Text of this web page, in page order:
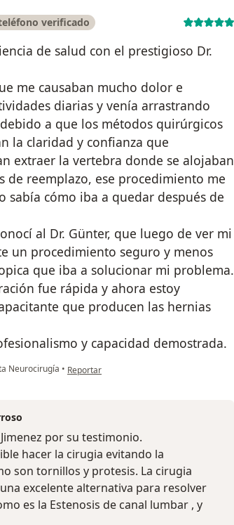
verificado
de salud con el prestigioso Dr.
me causaban mucho dolor e
diarias y venía arrastrando
a que los métodos quirúrgicos
la claridad y confianza que
extraer la vertebra donde se alojaban
de reemplazo, ese procedimiento me
sabía cómo iba a quedar después de
al Dr. Günter, que luego de ver mi
un procedimiento seguro y menos
que iba a solucionar mi problema.
fue rápida y ahora estoy
que producen las hernias
y capacidad demostrada.
Neurocirugía • en opinión del usuario Segundo Jiménez
Reportar
por su testimonio.
hacer la cirugia evitando la
son tornillos y protesis. La cirugia
excelente alternativa para resolver
es la Estenosis de canal lumbar , y